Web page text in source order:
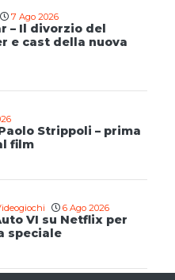
7 Ago 2026
– Il divorzio del
e cast della nuova
Strippoli – prima
film
6 Ago 2026
VI su Netflix per
speciale